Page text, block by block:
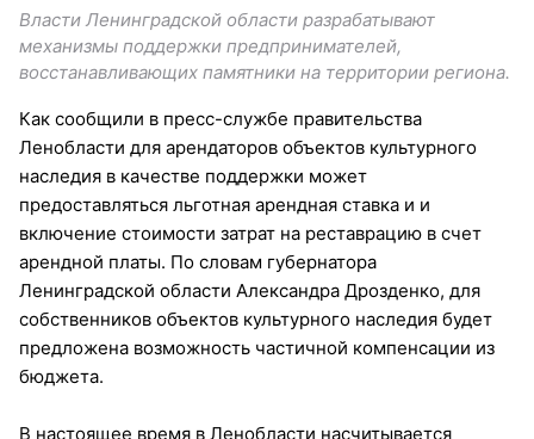
Власти Ленинградской области разрабатывают
механизмы поддержки предпринимателей,
восстанавливающих памятники на территории региона.
Как сообщили в пресс-службе правительства
Ленобласти для арендаторов объектов культурного
наследия в качестве поддержки может
предоставляться льготная арендная ставка и и
включение стоимости затрат на реставрацию в счет
арендной платы. По словам губернатора
Ленинградской области Александра Дрозденко, для
собственников объектов культурного наследия будет
предложена возможность частичной компенсации из
бюджета.
В настоящее время в Ленобласти насчитывается